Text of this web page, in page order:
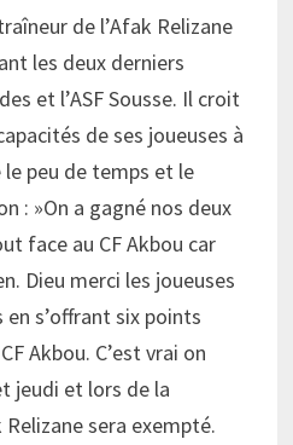
de l’Afak Relizane
les deux derniers
et l’ASF Sousse. Il croit
de ses joueuses à
peu de temps et le
: »On a gagné nos deux
face au CF Akbou car
Dieu merci les joueuses
s’offrant six points
Akbou. C’est vrai on
jeudi et lors de la
sera exempté.